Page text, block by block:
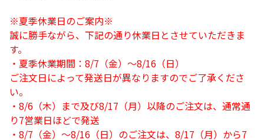
※夏季休業日のご案内※
誠に勝手ながら、下記の通り休業日とさせていただきま
す。
・夏季休業期間：8/7（金）～8/16（日）
ご注文日によって発送日が異なりますのでご了承くださ
い。
・8/6（木）まで及び8/17（月）以降のご注文は、通常通
り7営業日ほどで発送
・8/7（金）～8/16（日）のご注文は、8/17（月）から7